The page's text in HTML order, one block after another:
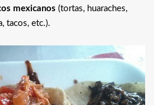
mexicanos (tortas, huaraches,
tacos, etc.).